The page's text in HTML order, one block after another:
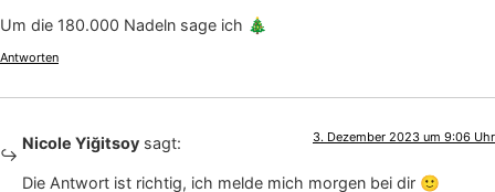
Um die 180.000 Nadeln sage ich 🎄
Antworten
Nicole Yiğitsoy sagt: 3. Dezember 2023 um 9:06 Uhr
Die Antwort ist richtig, ich melde mich morgen bei dir 🙂